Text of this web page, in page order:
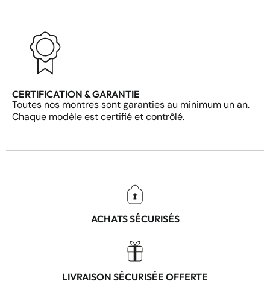
CERTIFICATION & GARANTIE
Toutes nos montres sont garanties au minimum un an.
Chaque modèle est certifié et contrôlé.
ACHATS SÉCURISÉS
LIVRAISON SÉCURISÉE OFFERTE